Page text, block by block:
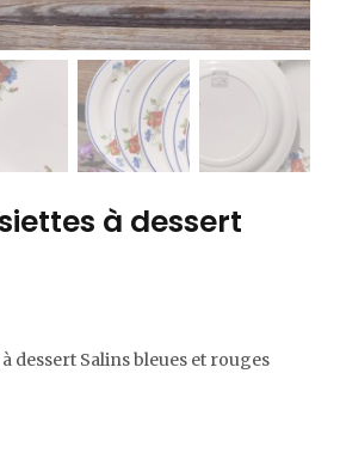
à dessert
dessert Salins bleues et rouges